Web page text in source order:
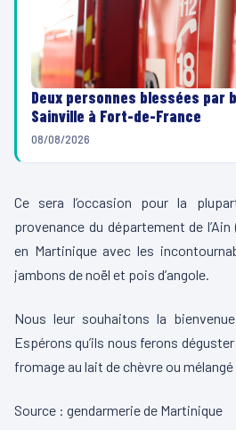
Deux personnes blessées par
Sainville à Fort-de-France
08/08/2026
Ce sera l’occasion pour la
provenance du département de
en Martinique avec les
jambons de noël et pois d’angole.
Nous leur souhaitons la
Espérons qu’ils nous ferons
fromage au lait de chèvre ou
Source : gendarmerie de Martinique